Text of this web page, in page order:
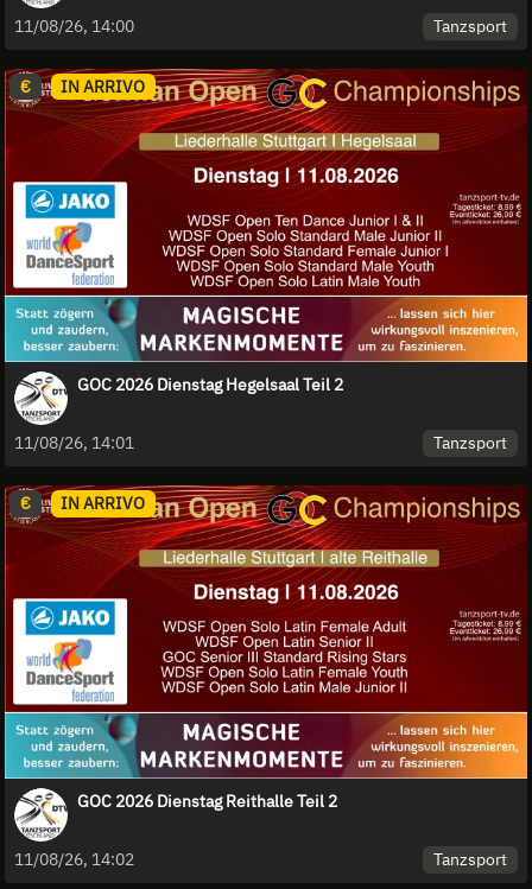
11/08/26, 14:00 Tanzsport
€ IN ARRIVO
GOC 2026 Dienstag Hegelsaal Teil 2
11/08/26, 14:01 Tanzsport
€ IN ARRIVO
GOC 2026 Dienstag Reithalle Teil 2
11/08/26, 14:02 Tanzsport